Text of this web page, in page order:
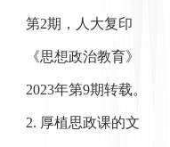
第2期，人大复印
《思想政治教育》
2023年第9期转载。
2. 厚植思政课的文